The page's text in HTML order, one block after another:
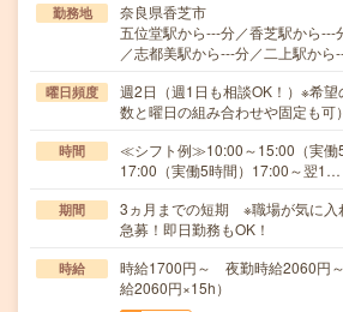
勤務地
奈良県香芝市
五位堂駅から---分／香芝駅から---
／志都美駅から---分／二上駅から
曜日頻度
週2日（週1日も相談OK！）※希
数と曜日の組み合わせや固定も可）
時間
≪シフト例≫10:00～15:00（実働
17:00（実働5時間）17:00～翌1…
期間
3ヵ月までの短期 ※職場が気に
急募！即日勤務もOK！
時給
時給1700円～ 夜勤時給2060円
給2060円×15h）